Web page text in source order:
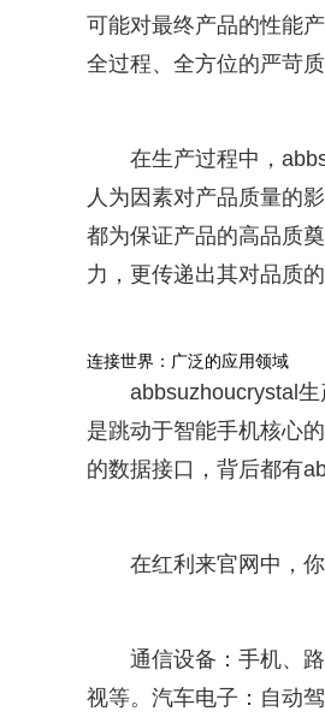
可能对最终产品的性能
全过程、全方位的严苛质
在生产过程中，
人为因素对产品质量的
都为保证产品的高品质
力，更传递出其对品质的
连接世界：广泛的应用领域
abbsuzhoucrystal
是跳动于智能手机核心
的数据接口，背后都有
在红利来官网中，
通信设备：手机、
视等。汽车电子：自动